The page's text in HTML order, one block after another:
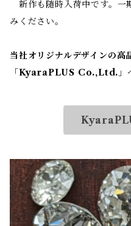
新作も随時入荷中です。一
みください。
当社オリジナルデザインの高
「 KyaraPLUS Co.,Ltd.